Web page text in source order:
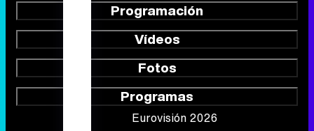
Programación
Vídeos
Fotos
Programas
Eurovisión 2026